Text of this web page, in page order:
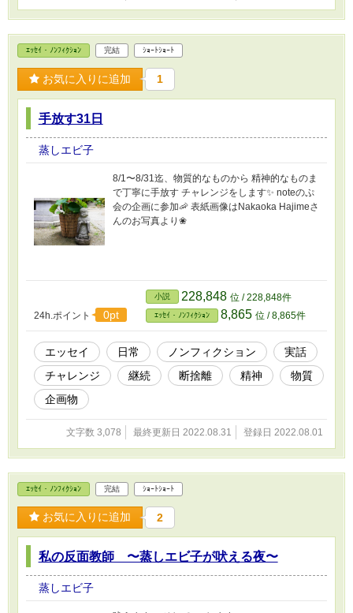
ｴｯｾｲ・ﾉﾝﾌｨｸｼｮﾝ 完結 ｼｮｰﾄｼｮｰﾄ
お気に入りに追加 1
手放す31日
蒸しエビ子
8/1〜8/31迄、物質的なものから 精神的なものま
で丁寧に手放す チャレンジをします✨ noteのぷ
会の企画に参加🦐 表紙画像はNakaoka Hajimeさ
んのお写真より❀
24h.ポイント 0pt
小説 228,848 位 / 228,848件
ｴｯｾｲ・ﾉﾝﾌｨｸｼｮﾝ 8,865 位 / 8,865件
エッセイ 日常 ノンフィクション
実話
チャレンジ
継続 断捨離 精神
物質
企画物
文字数 3,078 最終更新日 2022.08.31 登録日 2022.08.01
ｴｯｾｲ・ﾉﾝﾌｨｸｼｮﾝ 完結 ｼｮｰﾄｼｮｰﾄ
お気に入りに追加 2
私の反面教師 〜蒸しエビ子が吠える夜〜
蒸しエビ子